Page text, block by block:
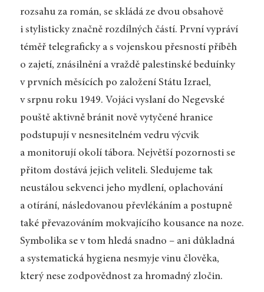
rozsahu za román, se skládá ze dvou obsahově
i stylisticky značně rozdílných částí. První vypráví
téměř telegraficky a s vojenskou přesností příběh
o zajetí, znásilnění a vraždě palestinské beduínky
v prvních měsících po založení Státu Izrael,
v srpnu roku 1949. Vojáci vyslaní do Negevské
pouště aktivně bránit nově vytyčené hranice
podstupují v nesnesitelném vedru výcvik
a monitorují okolí tábora. Největší pozornosti se
přitom dostává jejich veliteli. Sledujeme tak
neustálou sekvenci jeho mydlení, oplachování
a otírání, následovanou převlékáním a postupně
také převazováním mokvajícího kousance na noze.
Symbolika se v tom hledá snadno – ani důkladná
a systematická hygiena nesmyje vinu člověka,
který nese zodpovědnost za hromadný zločin.